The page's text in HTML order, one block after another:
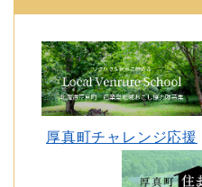
厚真町チャレンジ応援